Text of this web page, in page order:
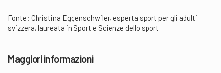
Fonte: Christina Eggenschwiler, esperta sport per gli adulti
svizzera, laureata in Sport e Scienze dello sport
Maggiori informazioni